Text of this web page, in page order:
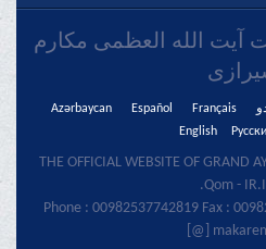
آیت الله العظمی مکارم
Français
Español
Azərbaycan
English
THE OFFICIAL WEBSITE OF GRAND
Qom -
Phone : 00982537742819 Fax :
[@]